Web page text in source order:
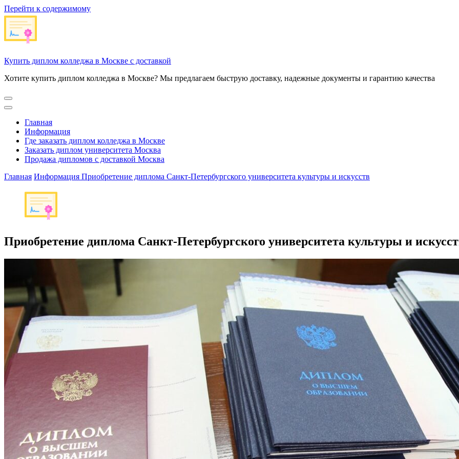
Перейти к содержимому
Купить диплом колледжа в Москве с доставкой
Хотите купить диплом колледжа в Москве? Мы предлагаем быструю доставку, надежные документы и гарантию качества
Главная
Информация
Где заказать диплом колледжа в Москве
Заказать диплом университета Москва
Продажа дипломов с доставкой Москва
Главная Информация Приобретение диплома Санкт-Петербургского университета культуры и искусств
Приобретение диплома Санкт-Петербургского университета культуры и